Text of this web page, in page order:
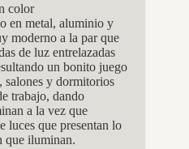
color
en metal, aluminio y
moderno a la par que
de luz entrelazadas
un bonito juego
salones y dormitorios
trabajo, dando
a la vez que
luces que presentan lo
que iluminan.